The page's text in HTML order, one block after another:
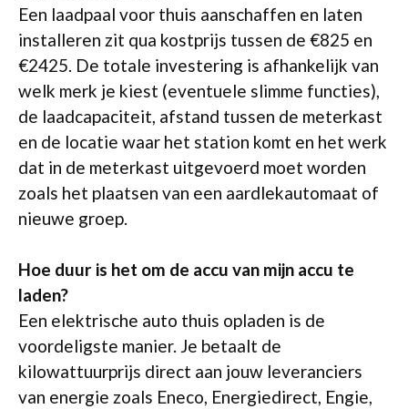
Een laadpaal voor thuis aanschaffen en laten
installeren zit qua kostprijs tussen de €825 en
€2425. De totale investering is afhankelijk van
welk merk je kiest (eventuele slimme functies),
de laadcapaciteit, afstand tussen de meterkast
en de locatie waar het station komt en het werk
dat in de meterkast uitgevoerd moet worden
zoals het plaatsen van een aardlekautomaat of
nieuwe groep.
Hoe duur is het om de accu van mijn accu te
laden?
Een elektrische auto thuis opladen is de
voordeligste manier. Je betaalt de
kilowattuurprijs direct aan jouw leveranciers
van energie zoals Eneco, Energiedirect, Engie,